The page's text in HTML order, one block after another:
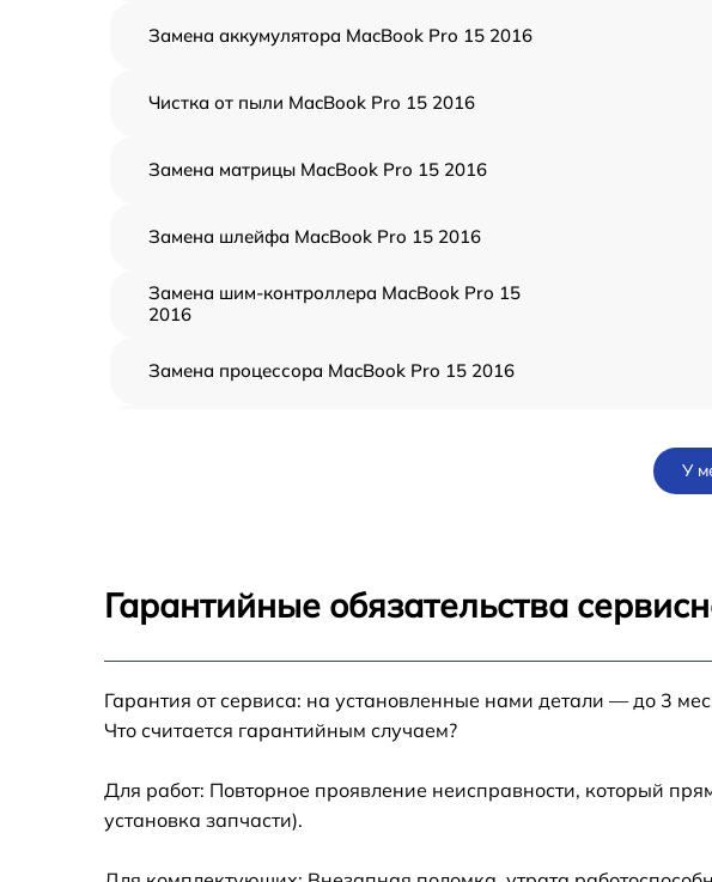
Замена аккумулятора MacBook Pro 15 2016
Чистка от пыли MacBook Pro 15 2016
Замена матрицы MacBook Pro 15 2016
Замена шлейфа MacBook Pro 15 2016
Замена шим-контроллера MacBook Pro 15
2016
Замена процессора MacBook Pro 15 2016
Ремонт цепи питания MacBook Pro 15 2016
2016
Профилактическая чистка MacBook Pro 15
У
Гарантийные обязательства
Гарантия от сервиса: на установленные нами детали — до 3
Что считается гарантийным случаем?
Для работ: Повторное проявление неисправности, который
установка запчасти).